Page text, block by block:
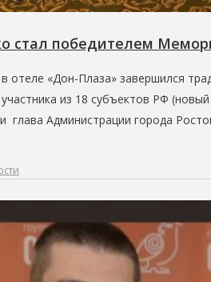
стал победителем
отеле «Дон-Плаза» завершился
из 18 субъектов РФ
глава Администрации города